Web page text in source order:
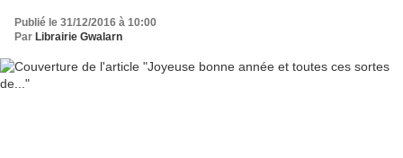
Publié le 31/12/2016 à 10:00
Par Librairie Gwalarn